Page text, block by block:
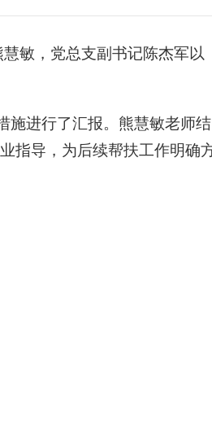
敏，党总支副书记陈杰军以
施进行了汇报。熊慧敏老师结
指导，为后续帮扶工作明确